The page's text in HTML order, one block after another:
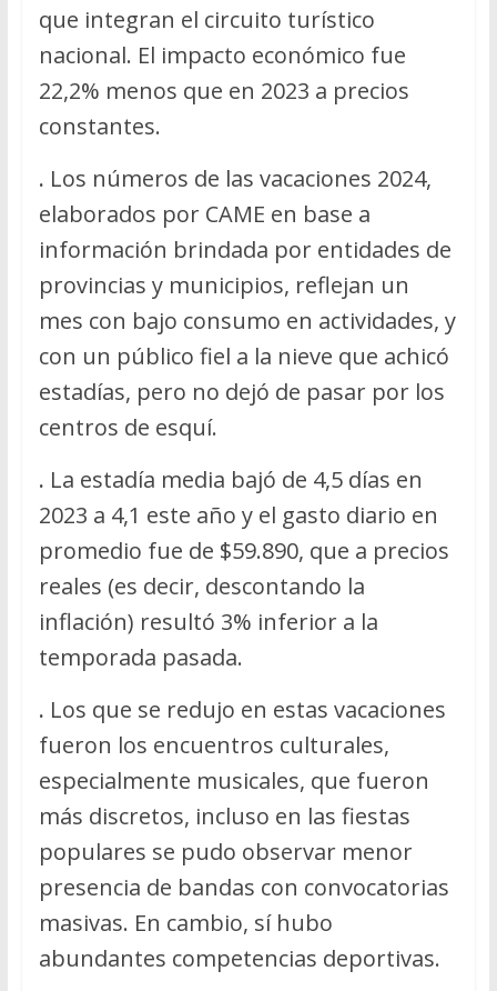
que integran el circuito turístico
nacional. El impacto económico fue
22,2% menos que en 2023 a precios
constantes.
. Los números de las vacaciones 2024,
elaborados por CAME en base a
información brindada por entidades de
provincias y municipios, reflejan un
mes con bajo consumo en actividades, y
con un público fiel a la nieve que achicó
estadías, pero no dejó de pasar por los
centros de esquí.
. La estadía media bajó de 4,5 días en
2023 a 4,1 este año y el gasto diario en
promedio fue de $59.890, que a precios
reales (es decir, descontando la
inflación) resultó 3% inferior a la
temporada pasada.
. Los que se redujo en estas vacaciones
fueron los encuentros culturales,
especialmente musicales, que fueron
más discretos, incluso en las fiestas
populares se pudo observar menor
presencia de bandas con convocatorias
masivas. En cambio, sí hubo
abundantes competencias deportivas.